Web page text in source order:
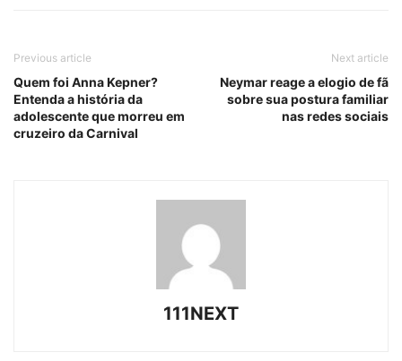
Previous article
Quem foi Anna Kepner?
Entenda a história da
adolescente que morreu em
cruzeiro da Carnival
Next article
Neymar reage a elogio de fã
sobre sua postura familiar
nas redes sociais
111NEXT